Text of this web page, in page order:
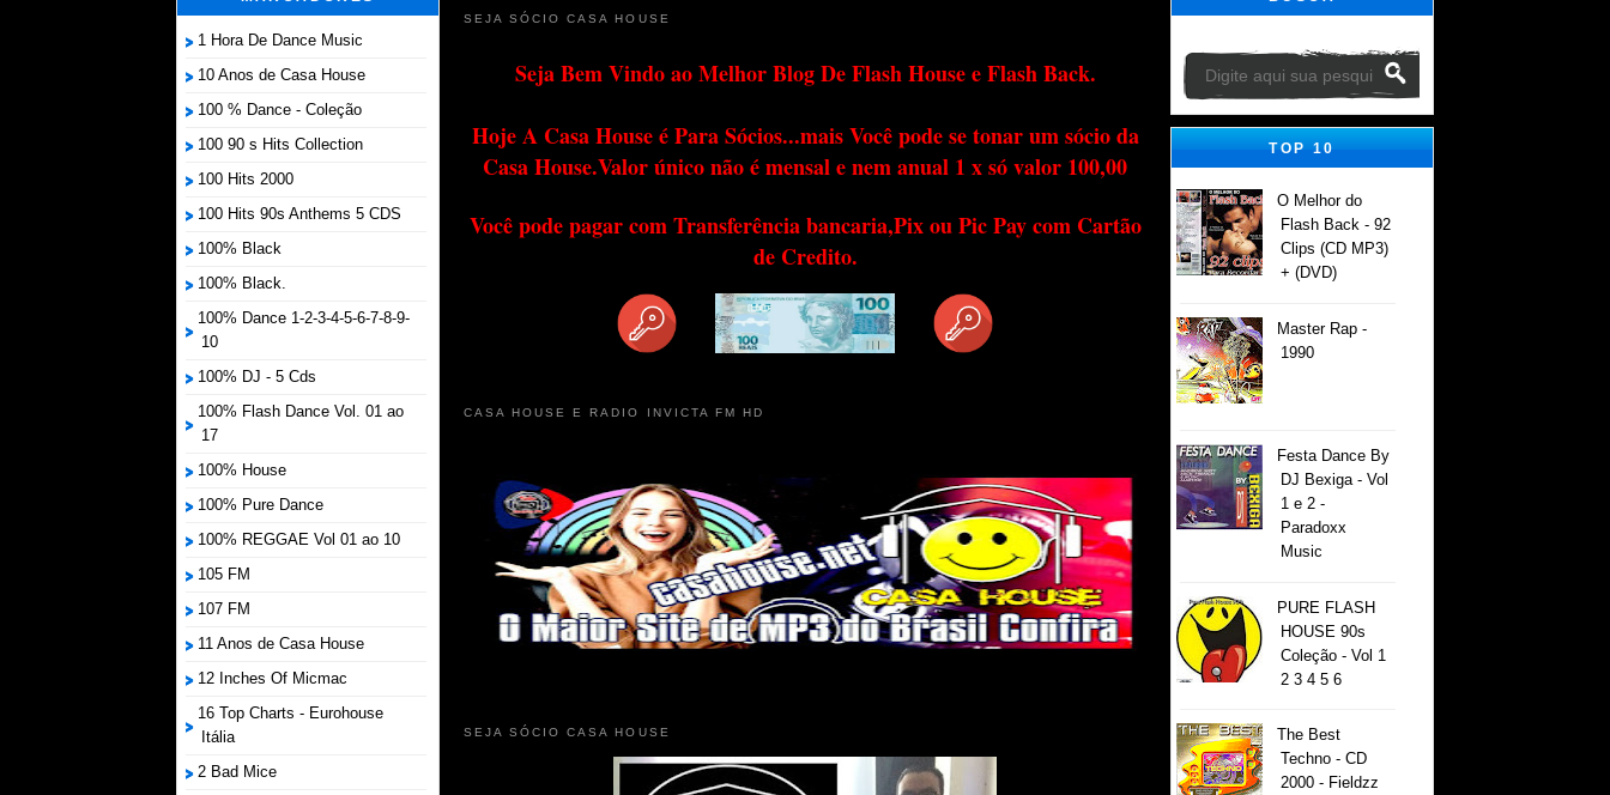
1 Hora De Dance Music
10 Anos de Casa House
100 % Dance - Coleção
100 90 s Hits Collection
100 Hits 2000
100 Hits 90s Anthems 5 CDS
100% Black
100% Black.
100% Dance 1-2-3-4-5-6-7-8-9-
10
100% DJ - 5 Cds
100% Flash Dance Vol. 01 ao
17
100% House
100% Pure Dance
100% REGGAE Vol 01 ao 10
105 FM
107 FM
11 Anos de Casa House
12 Inches Of Micmac
16 Top Charts - Eurohouse
Itália
2 Bad Mice
SEJA SÓCIO CASA HOUSE
Seja Bem Vindo ao Melhor Blog De Flash House e Flash Back.
Hoje A Casa House é Para Sócios...mais Você pode se tonar um sócio da
Casa House.Valor único não é mensal e nem anual 1 x só valor 100,00
Você pode pagar com Transferência bancaria,Pix ou Pic Pay com Cartão
de Credito.
CASA HOUSE E RADIO INVICTA FM HD
SEJA SÓCIO CASA HOUSE
TOP 10
O Melhor do
Flash Back - 92
Clips (CD MP3)
+ (DVD)
Master Rap -
1990
Festa Dance By
DJ Bexiga - Vol
1 e 2 -
Paradoxx
Music
PURE FLASH
HOUSE 90s
Coleção - Vol 1
2 3 4 5 6
The Best
Techno - CD
2000 - Fieldzz